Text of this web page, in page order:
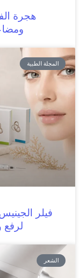
هجرة
المجلة الطبية
لرفع
الشعر